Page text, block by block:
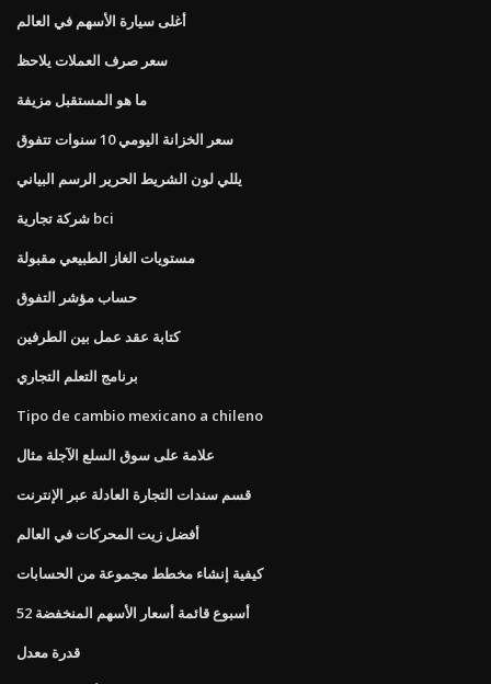
أغلى سيارة الأسهم في العالم
سعر صرف العملات يلاحظ
ما هو المستقبل مزيفة
سعر الخزانة اليومي 10 سنوات تتفوق
يللي لون الشريط الحرير الرسم البياني
شركة تجارية bci
مستويات الغاز الطبيعي مقبولة
حساب مؤشر التفوق
كتابة عقد عمل بين الطرفين
برنامج التعلم التجاري
Tipo de cambio mexicano a chileno
علامة على سوق السلع الآجلة مثال
قسم سندات التجارة العادلة عبر الإنترنت
أفضل زيت المحركات في العالم
كيفية إنشاء مخطط مجموعة من الحسابات
52 أسبوع قائمة أسعار الأسهم المنخفضة
قدرة معدل